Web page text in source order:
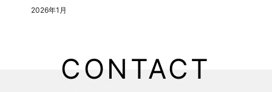
2026年1月
2025年5月CONTACT